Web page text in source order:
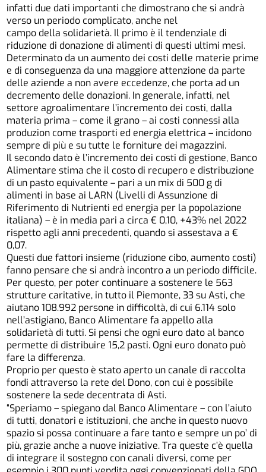
infatti due dati importanti che dimostrano che si andrà
verso un periodo complicato, anche nel
campo della solidarietà. Il primo è il tendenziale di
riduzione di donazione di alimenti di questi ultimi mesi.
Determinato da un aumento dei costi delle materie prime
e di conseguenza da una maggiore attenzione da parte
delle aziende a non avere eccedenze, che porta ad un
decremento delle donazioni. In generale, infatti, nel
settore agroalimentare l’incremento dei costi, dalla
materia prima – come il grano – ai costi connessi alla
produzion come trasporti ed energia elettrica – incidono
sempre di più e su tutte le forniture dei magazzini.
Il secondo dato è l’incremento dei costi di gestione, Banco
Alimentare stima che il costo di recupero e distribuzione
di un pasto equivalente – pari a un mix di 500 g di
alimenti in base ai LARN (Livelli di Assunzione di
Riferimento di Nutrienti ed energia per la popolazione
italiana) – è in media pari a circa € 0,10, +43% nel 2022
rispetto agli anni precedenti, quando si assestava a €
0,07.
Questi due fattori insieme (riduzione cibo, aumento costi)
fanno pensare che si andrà incontro a un periodo difficile.
Per questo, per poter continuare a sostenere le 563
strutture caritative, in tutto il Piemonte, 33 su Asti, che
aiutano 108.992 persone in difficoltà, di cui 6.114 solo
nell’astigiano, Banco Alimentare fa appello alla
solidarietà di tutti. Si pensi che ogni euro dato al banco
permette di distribuire 15,2 pasti. Ogni euro donato può
fare la differenza.
Proprio per questo è stato aperto un canale di raccolta
fondi attraverso la rete del Dono, con cui è possibile
sostenere la sede decentrata di Asti.
“Speriamo – spiegano dal Banco Alimentare – con l’aiuto
di tutti, donatori e istituzioni, che anche in questo nuovo
spazio si possa continuare a fare tanto e sempre un po’ di
più, grazie anche a nuove iniziative. Tra queste c’è quella
di integrare il sostegno con canali diversi, come per